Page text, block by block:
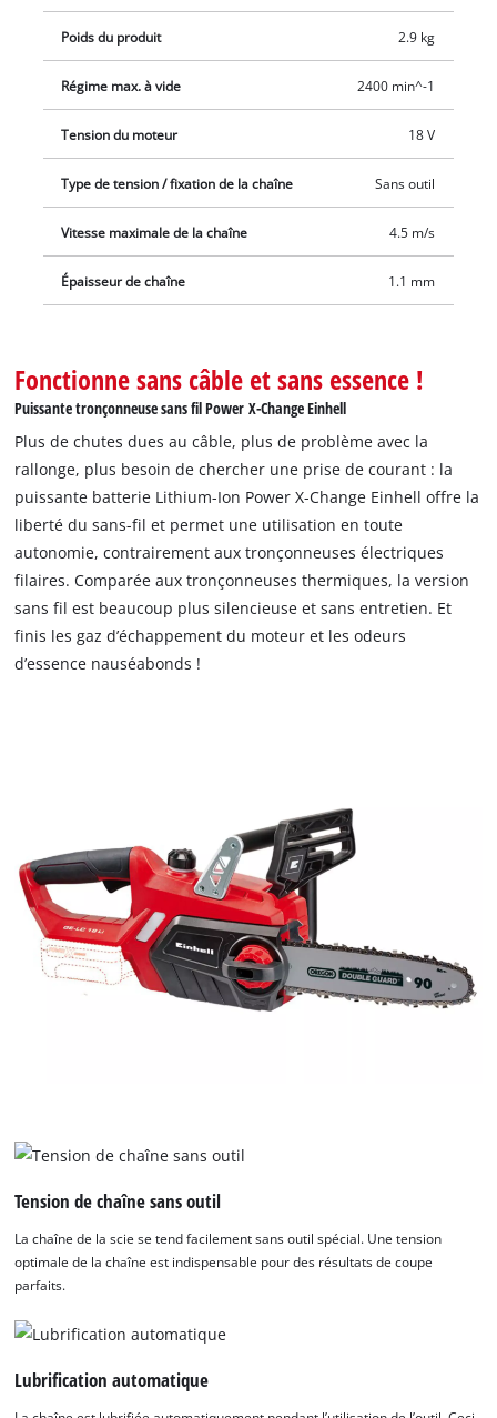
Poids du produit 2.9 kg
Régime max. à vide 2400 min^-1
Tension du moteur 18 V
Type de tension / fixation de la chaîne Sans outil
Vitesse maximale de la chaîne 4.5 m/s
Épaisseur de chaîne 1.1 mm
Fonctionne sans câble et sans essence !
Puissante tronçonneuse sans fil Power X-Change Einhell
Plus de chutes dues au câble, plus de problème avec la
rallonge, plus besoin de chercher une prise de courant : la
puissante batterie Lithium-Ion Power X-Change Einhell offre la
liberté du sans-fil et permet une utilisation en toute
autonomie, contrairement aux tronçonneuses électriques
filaires. Comparée aux tronçonneuses thermiques, la version
sans fil est beaucoup plus silencieuse et sans entretien. Et
finis les gaz d’échappement du moteur et les odeurs
d’essence nauséabonds !
Tension de chaîne sans outil
La chaîne de la scie se tend facilement sans outil spécial. Une tension
optimale de la chaîne est indispensable pour des résultats de coupe
parfaits.
Lubrification automatique